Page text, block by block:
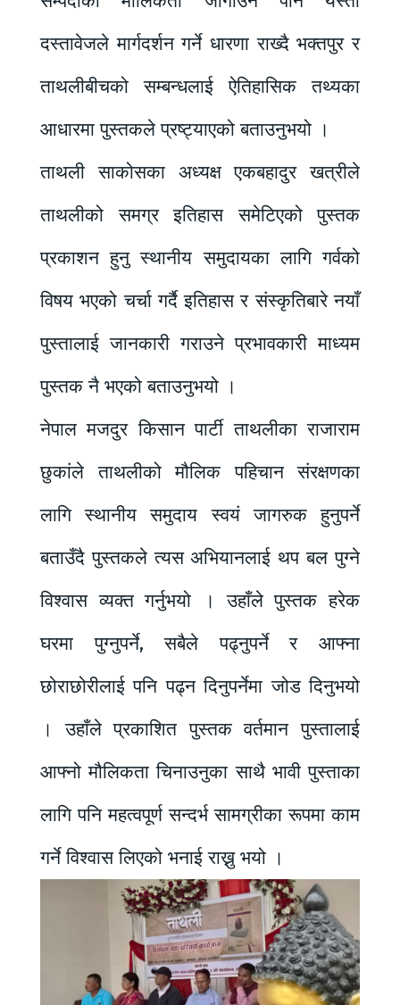
दस्तावेजले मार्गदर्शन गर्ने धारणा राख्दै भक्तपुर र
ताथलीबीचको सम्बन्धलाई ऐतिहासिक तथ्यका
आधारमा पुस्तकले प्रष्ट्याएको बताउनुभयो ।
ताथली साकोसका अध्यक्ष एकबहादुर खत्रीले
ताथलीको समग्र इतिहास समेटिएको पुस्तक
प्रकाशन हुनु स्थानीय समुदायका लागि गर्वको
विषय भएको चर्चा गर्दै इतिहास र संस्कृतिबारे नयाँ
पुस्तालाई जानकारी गराउने प्रभावकारी माध्यम
पुस्तक नै भएको बताउनुभयो ।
नेपाल मजदुर किसान पार्टी ताथलीका राजाराम
छुकांले ताथलीको मौलिक पहिचान संरक्षणका
लागि स्थानीय समुदाय स्वयं जागरुक हुनुपर्ने
बताउँदै पुस्तकले त्यस अभियानलाई थप बल पुग्ने
विश्वास व्यक्त गर्नुभयो । उहाँले पुस्तक हरेक
घरमा पुग्नुपर्ने, सबैले पढ्नुपर्ने र आफ्ना
छोराछोरीलाई पनि पढ्न दिनुपर्नेमा जोड दिनुभयो
। उहाँले प्रकाशित पुस्तक वर्तमान पुस्तालाई
आफ्नो मौलिकता चिनाउनुका साथै भावी पुस्ताका
लागि पनि महत्वपूर्ण सन्दर्भ सामग्रीका रूपमा काम
गर्ने विश्वास लिएको भनाई राख्नु भयो ।